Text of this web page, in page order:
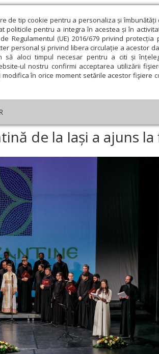
de tip cookie pentru a personaliza și
politicile pentru a integra în acestea și în
Regulamentul (UE) 2016/679 privind
personal și privind libera circulație a acestor
să aloci timpul necesar pentru a citi și
ul nostru confirmi acceptarea utilizării
modifica în orice moment setările acestor fişiere
omagial Comunicate de presă
și spiritualitate Educaţie și Cultură
de Muzică Bizantină de la Iași a ajuns la final
de la Iași a ajuns la